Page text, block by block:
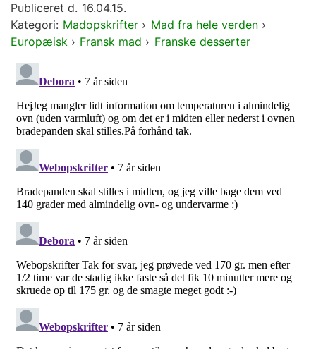
Publiceret d. 16.04.15.
Kategori: Madopskrifter › Mad fra hele verden›
Europæisk › Fransk mad › Franske desserter